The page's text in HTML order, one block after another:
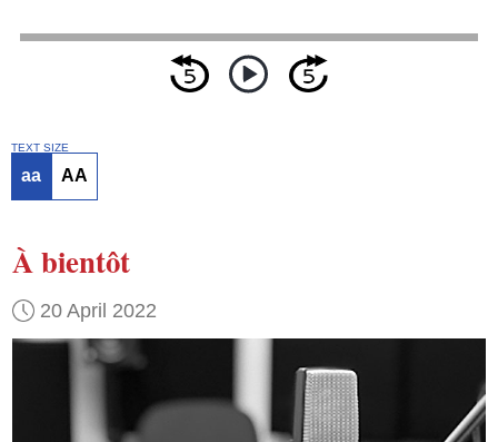
TEXT SIZE
aa AA
À bientôt
20 April 2022